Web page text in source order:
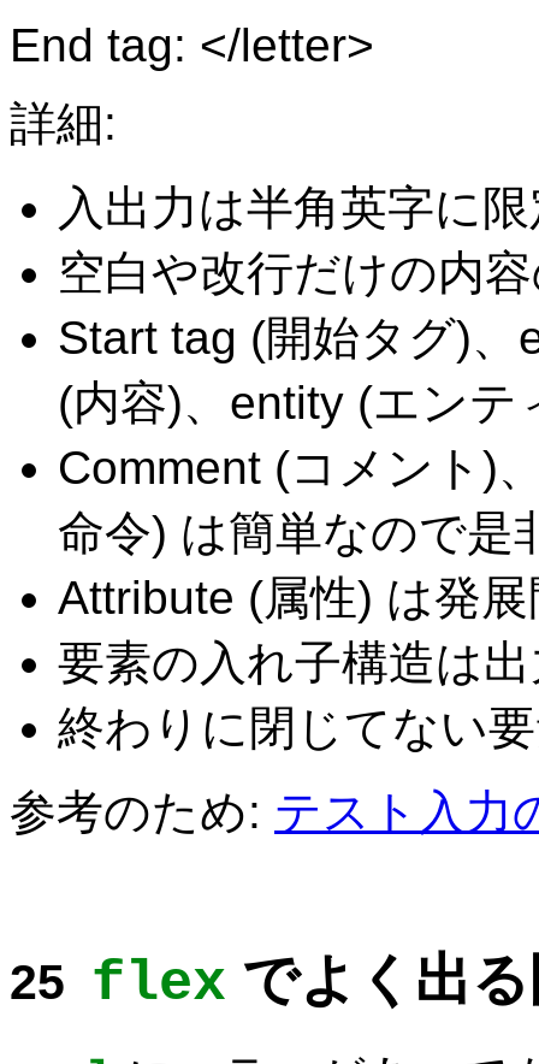
End tag: </letter>
詳細:
入出力は半角英字に
空白や改行だけの内
Start tag (開始タグ)
(内容)、entity (エンテ
Comment (コメント)
命令) は簡単なので是
Attribute (属性) は発
要素の入れ子構造は
終わりに閉じてない
参考のため: テスト入力
flex でよく出